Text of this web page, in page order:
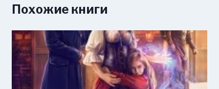
Похожие книги